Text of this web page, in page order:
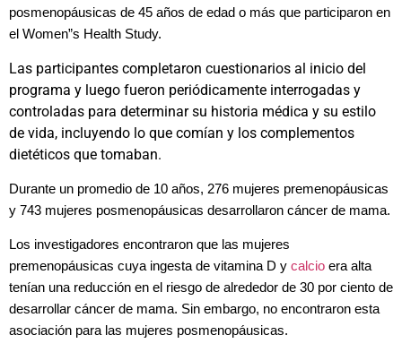
posmenopáusicas de 45 años de edad o más que participaron en
el Women”s Health Study.
Las participantes completaron cuestionarios al inicio del
programa y luego fueron periódicamente interrogadas y
controladas para determinar su historia médica y su estilo
de vida, incluyendo lo que comían y los complementos
dietéticos que tomaban.
Durante un promedio de 10 años, 276 mujeres premenopáusicas
y 743 mujeres posmenopáusicas desarrollaron cáncer de mama.
Los investigadores encontraron que las mujeres
premenopáusicas cuya ingesta de vitamina D y calcio era alta
tenían una reducción en el riesgo de alrededor de 30 por ciento de
desarrollar cáncer de mama. Sin embargo, no encontraron esta
asociación para las mujeres posmenopáusicas.